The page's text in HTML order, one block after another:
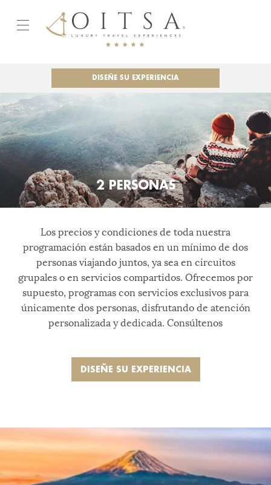
DISEÑE SU EXPERIENCIA
2 PERSONAS
Los precios y condiciones de toda nuestra
programación están basados en un mínimo de dos
personas viajando juntos, ya sea en circuitos
grupales o en servicios compartidos. Ofrecemos por
supuesto, programas con servicios exclusivos para
únicamente dos personas, disfrutando de atención
personalizada y dedicada. Consúltenos
DISEÑE SU EXPERIENCIA